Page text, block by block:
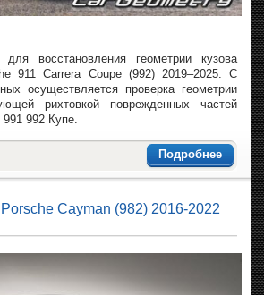
восстановления геометрии кузова
911 Carrera Coupe (992) 2019–2025. С
осуществляется проверка геометрии
рихтовкой поврежденных частей
992 Купе.
Подробнее
Cayman (982) 2016-2022